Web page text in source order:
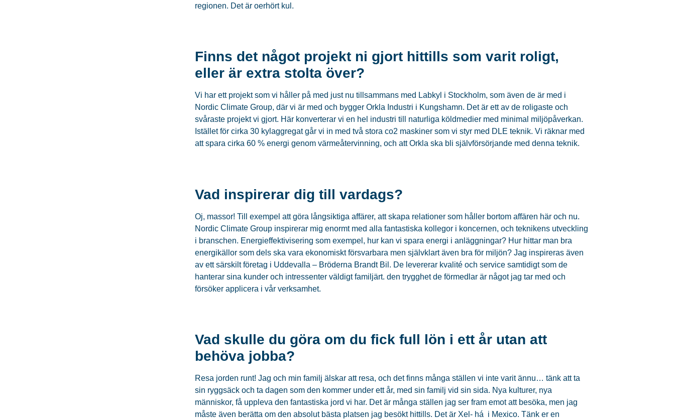
regionen. Det är oerhört kul.
Finns det något projekt ni gjort hittills som varit roligt,
eller är extra stolta över?
Vi har ett projekt som vi håller på med just nu tillsammans med Labkyl i Stockholm, som även de är med i
Nordic Climate Group, där vi är med och bygger Orkla Industri i Kungshamn. Det är ett av de roligaste och
svåraste projekt vi gjort. Här konverterar vi en hel industri till naturliga köldmedier med minimal miljöpåverkan.
Istället för cirka 30 kylaggregat går vi in med två stora co2 maskiner som vi styr med DLE teknik. Vi räknar med
att spara cirka 60 % energi genom värmeåtervinning, och att Orkla ska bli självförsörjande med denna teknik.
Vad inspirerar dig till vardags?
Oj, massor! Till exempel att göra långsiktiga affärer, att skapa relationer som håller bortom affären här och nu.
Nordic Climate Group inspirerar mig enormt med alla fantastiska kollegor i koncernen, och teknikens utveckling
i branschen. Energieffektivisering som exempel, hur kan vi spara energi i anläggningar? Hur hittar man bra
energikällor som dels ska vara ekonomiskt försvarbara men självklart även bra för miljön? Jag inspireras även
av ett särskilt företag i Uddevalla – Bröderna Brandt Bil. De levererar kvalité och service samtidigt som de
hanterar sina kunder och intressenter väldigt familjärt. den trygghet de förmedlar är något jag tar med och
försöker applicera i vår verksamhet.
Vad skulle du göra om du fick full lön i ett år utan att
behöva jobba?
Resa jorden runt! Jag och min familj älskar att resa, och det finns många ställen vi inte varit ännu… tänk att ta
sin ryggsäck och ta dagen som den kommer under ett år, med sin familj vid sin sida. Nya kulturer, nya
människor, få uppleva den fantastiska jord vi har. Det är många ställen jag ser fram emot att besöka, men jag
måste även berätta om den absolut bästa platsen jag besökt hittills. Det är Xel- há i Mexico. Tänk er en